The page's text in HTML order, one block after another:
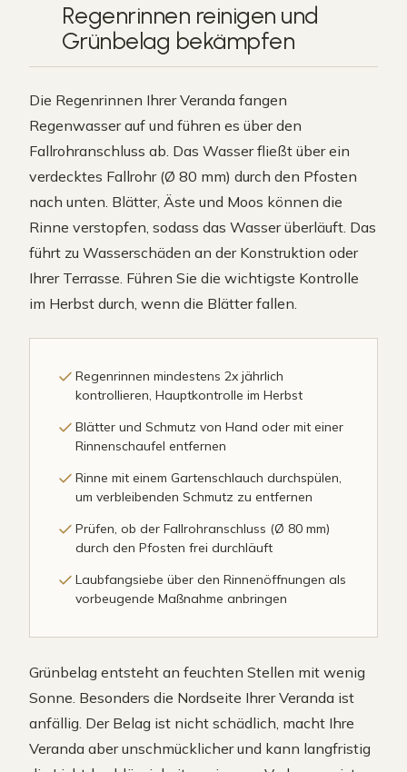
Regenrinnen reinigen und
Grünbelag bekämpfen
Die Regenrinnen Ihrer Veranda fangen
Regenwasser auf und führen es über den
Fallrohranschluss ab. Das Wasser fließt über ein
verdecktes Fallrohr (Ø 80 mm) durch den Pfosten
nach unten. Blätter, Äste und Moos können die
Rinne verstopfen, sodass das Wasser überläuft. Das
führt zu Wasserschäden an der Konstruktion oder
Ihrer Terrasse. Führen Sie die wichtigste Kontrolle
im Herbst durch, wenn die Blätter fallen.
Regenrinnen mindestens 2x jährlich
kontrollieren, Hauptkontrolle im Herbst
Blätter und Schmutz von Hand oder mit einer
Rinnenschaufel entfernen
Rinne mit einem Gartenschlauch durchspülen,
um verbleibenden Schmutz zu entfernen
Prüfen, ob der Fallrohranschluss (Ø 80 mm)
durch den Pfosten frei durchläuft
Laubfangsiebe über den Rinnenöffnungen als
vorbeugende Maßnahme anbringen
Grünbelag entsteht an feuchten Stellen mit wenig
Sonne. Besonders die Nordseite Ihrer Veranda ist
anfällig. Der Belag ist nicht schädlich, macht Ihre
Veranda aber unschmücklicher und kann langfristig